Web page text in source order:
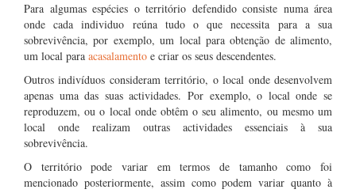
Para algumas espécies o território defendido consiste numa área
onde cada individuo reúna tudo o que necessita para a sua
sobrevivência, por exemplo, um local para obtenção de alimento,
um local para acasalamento e criar os seus descendentes.
Outros indivíduos consideram território, o local onde desenvolvem
apenas uma das suas actividades. Por exemplo, o local onde se
reproduzem, ou o local onde obtêm o seu alimento, ou mesmo um
local onde realizam outras actividades essenciais à sua
sobrevivência.
O território pode variar em termos de tamanho como foi
mencionado posteriormente, assim como podem variar quanto à